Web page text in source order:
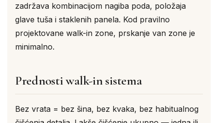
zadržava kombinacijom nagiba poda, položaja
glave tuša i staklenih panela. Kod pravilno
projektovane walk-in zone, prskanje van zone je
minimalno.
Prednosti walk-in sistema
Bez vrata = bez šina, bez kvaka, bez habitualnog